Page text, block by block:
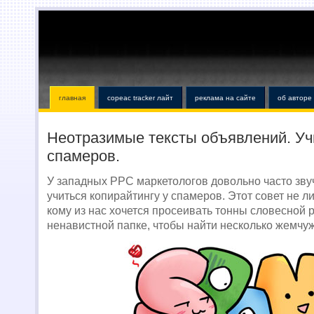
главная copeac tracker лайт реклама на сайте об авторе
Неотразимые тексты объявлений.
спамеров.
У западных PPC маркетологов довольно часто
учиться копирайтингу у спамеров. Этот совет не
кому из нас хочется просеивать тонны словесной
ненавистной папке, чтобы найти несколько